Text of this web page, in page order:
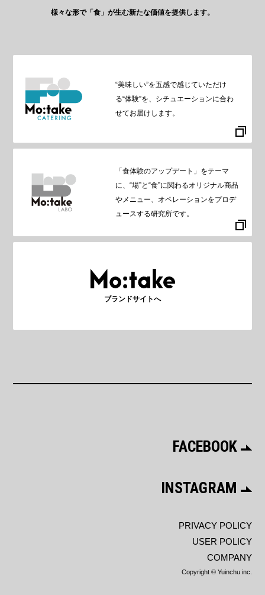
様々な形で「食」が生む新たな価値を提供します。
“美味しい”を五感で感じていただけ
る“体験”を、シチュエーションに合わ
せてお届けします。
「食体験のアップデート」をテーマ
に、“場”と“食”に関わるオリジナル商品
やメニュー、オペレーションをプロデ
ュースする研究所です。
ブランドサイトへ
FACEBOOK
INSTAGRAM
PRIVACY POLICY
USER POLICY
COMPANY
Copyright © Yuinchu inc.